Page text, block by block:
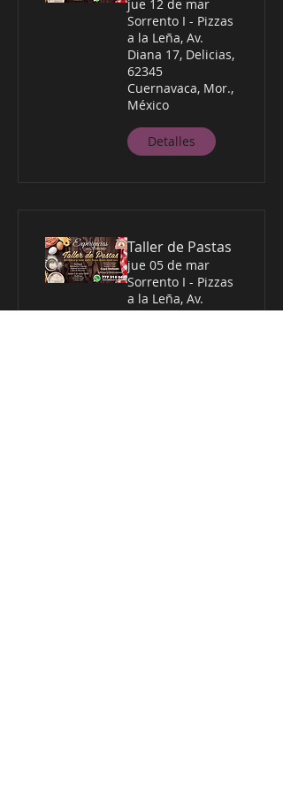
jue 12 de mar
Sorrento I - Pizzas
a la Leña, Av.
Diana 17, Delicias,
62345
Cuernavaca, Mor.,
México
Detalles
Taller de Pastas
jue 05 de mar
Sorrento I - Pizzas
a la Leña, Av.
Diana 17, Delicias,